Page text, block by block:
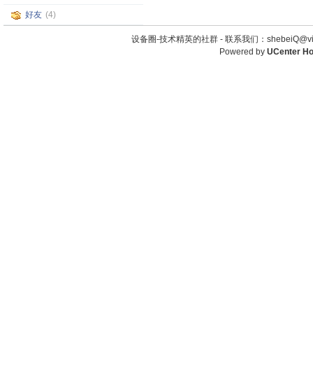
好友 (4)
设备圈-技术精英的社群 - 联系我们：
Powered by UCenter